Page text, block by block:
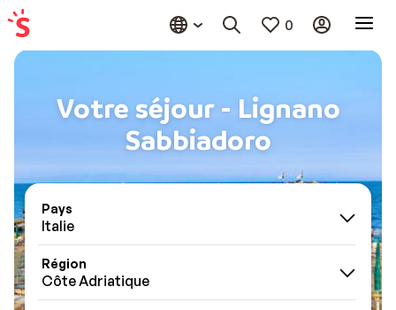
0
Votre séjour - Lignano
Sabbiadoro
Pays
Italie
Région
Côte Adriatique